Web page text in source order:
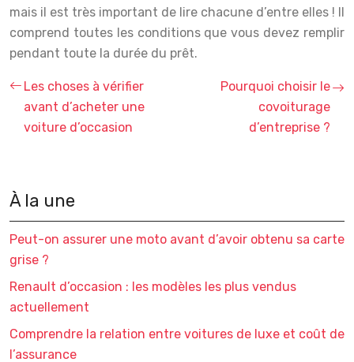
mais il est très important de lire chacune d’entre elles ! Il
comprend toutes les conditions que vous devez remplir
pendant toute la durée du prêt.
Les choses à vérifier
avant d’acheter une
voiture d’occasion
Pourquoi choisir le
covoiturage
d’entreprise ?
À la une
Peut-on assurer une moto avant d’avoir obtenu sa carte
grise ?
Renault d’occasion : les modèles les plus vendus
actuellement
Comprendre la relation entre voitures de luxe et coût de
l’assurance